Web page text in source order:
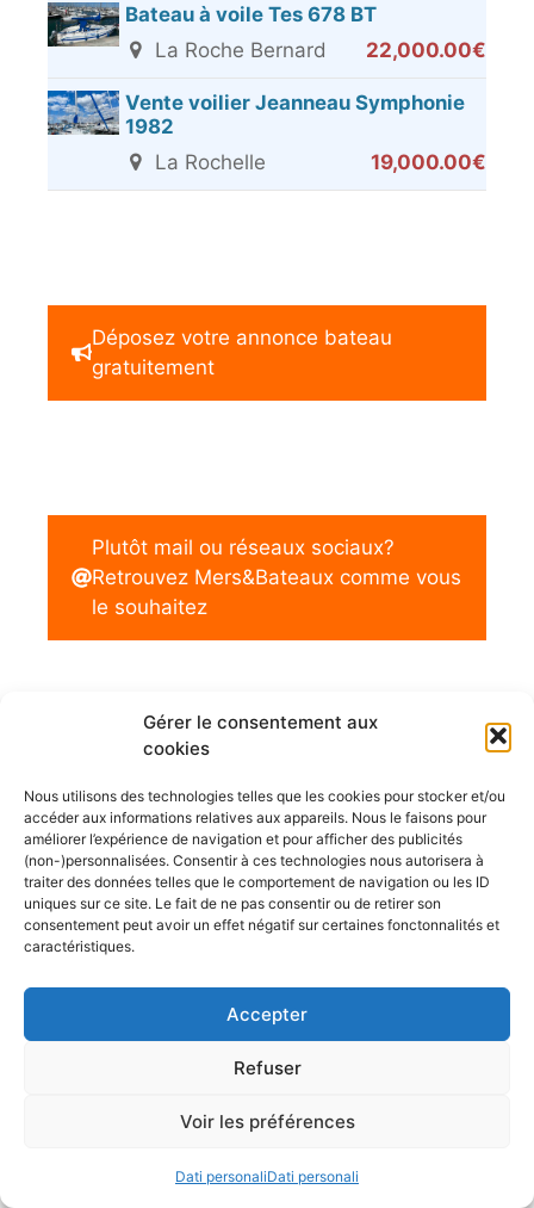
Gérer le consentement aux
cookies
Nous utilisons des technologies telles que les cookies pour stocker et/ou
accéder aux informations relatives aux appareils. Nous le faisons pour
améliorer l’expérience de navigation et pour afficher des publicités
(non-)personnalisées. Consentir à ces technologies nous autorisera à
traiter des données telles que le comportement de navigation ou les ID
uniques sur ce site. Le fait de ne pas consentir ou de retirer son
consentement peut avoir un effet négatif sur certaines fonctonnalités et
caractéristiques.
Accepter
Refuser
Voir les préférences
Dati personaliDati personali
Bateau à voile Tes 678 BT
La Roche Bernard
22,000.00€
Vente voilier Jeanneau Symphonie
1982
La Rochelle
19,000.00€
Déposez votre annonce bateau
gratuitement
Plutôt mail ou réseaux sociaux?
Retrouvez Mers&Bateaux comme vous
le souhaitez